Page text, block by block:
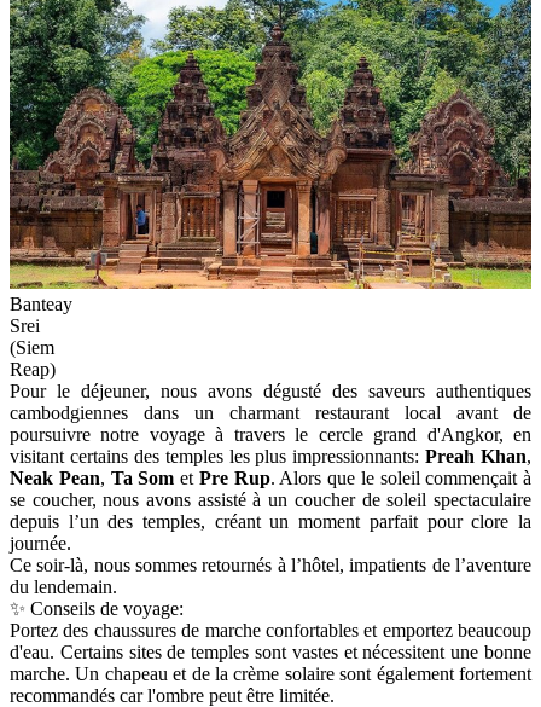
Banteay
Srei
(Siem
Reap)
Pour le déjeuner, nous avons dégusté des saveurs authentiques
cambodgiennes dans un charmant restaurant local avant de
poursuivre notre voyage à travers le cercle grand d'Angkor, en
visitant certains des temples les plus impressionnants:Preah Khan,
Neak Pean, Ta Som et Pre Rup. Alors que le soleil commençait à
se coucher, nous avons assisté à un coucher de soleil spectaculaire
depuis l’un des temples, créant un moment parfait pour clore la
journée.
Ce soir-là, nous sommes retournés à l’hôtel, impatients de l’aventure
du lendemain.
✨ Conseils de voyage:
Portez des chaussures de marche confortables et emportez beaucoup
d'eau. Certains sites de temples sont vastes et nécessitent une bonne
marche. Un chapeau et de la crème solaire sont également fortement
recommandés car l'ombre peut être limitée.